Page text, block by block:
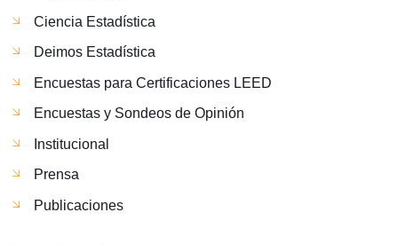
Ciencia Estadística
Deimos Estadística
Encuestas para Certificaciones LEED
Encuestas y Sondeos de Opinión
Institucional
Prensa
Publicaciones